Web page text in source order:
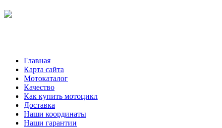
Главная
Карта сайта
Мотокаталог
Качество
Как купить мотоцикл
Доставка
Наши координаты
Наши гарантии